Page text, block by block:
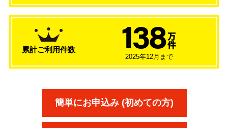
累計ご利用件数 138 万
件
2025年12月まで
簡単にお申込み (初めての方)